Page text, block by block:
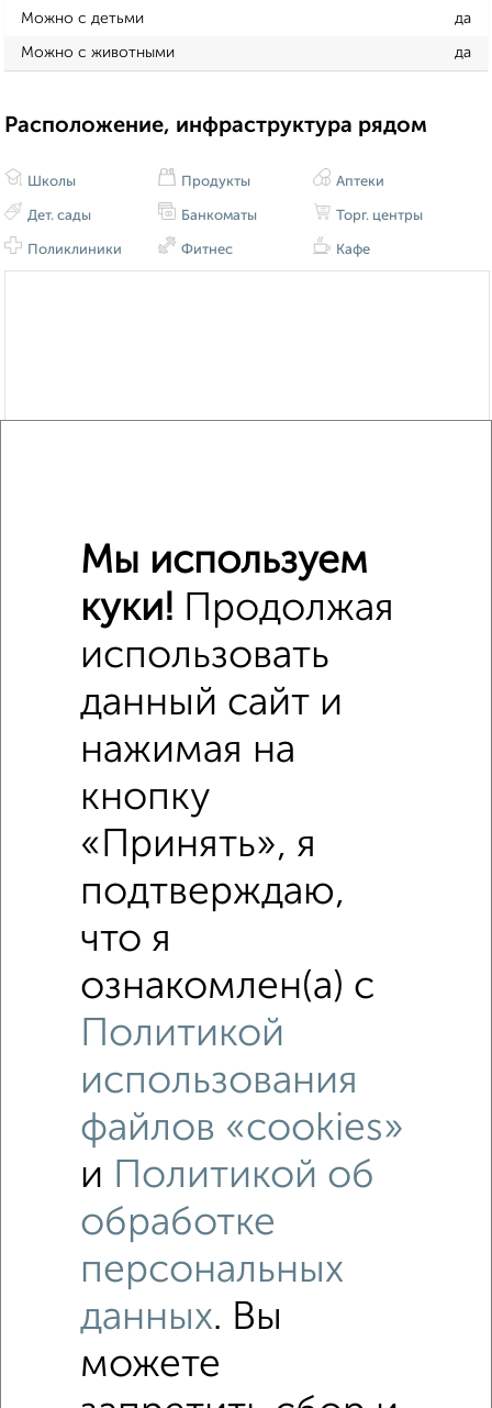
Можно с детьми да
Можно с животными да
Расположение, инфраструктура рядом
Школы
Дет. сады
Поликлиники
Продукты
Банкоматы
Фитнес
Аптеки
Торг. центры
Кафе
Похожие предложения рядом
Дома недалеко от 4-й Коммунальный проезд 1
Рядом, с меньшей ценой
Недалеко от 4-й Коммунальный проезд 1 с ценой ниже
Мы используем
куки! Продолжая
использовать
данный сайт и
нажимая на
кнопку
«Принять», я
подтверждаю,
что я
ознакомлен(а) с
Политикой
использования
файлов «cookies»
и Политикой об
обработке
персональных
данных. Вы
можете